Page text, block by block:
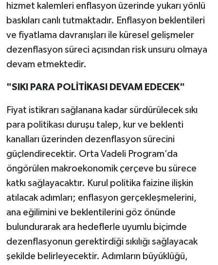
hizmet kalemleri enflasyon üzerinde yukarı yönlü
baskıları canlı tutmaktadır. Enflasyon beklentileri
ve fiyatlama davranışları ile küresel gelişmeler
dezenflasyon süreci açısından risk unsuru olmaya
devam etmektedir.
"SIKI PARA POLİTİKASI DEVAM EDECEK"
Fiyat istikrarı sağlanana kadar sürdürülecek sıkı
para politikası duruşu talep, kur ve beklenti
kanalları üzerinden dezenflasyon sürecini
güçlendirecektir. Orta Vadeli Program’da
öngörülen makroekonomik çerçeve bu sürece
katkı sağlayacaktır. Kurul politika faizine ilişkin
atılacak adımları; enflasyon gerçekleşmelerini,
ana eğilimini ve beklentilerini göz önünde
bulundurarak ara hedeflerle uyumlu biçimde
dezenflasyonun gerektirdiği sıkılığı sağlayacak
şekilde belirleyecektir. Adımların büyüklüğü,